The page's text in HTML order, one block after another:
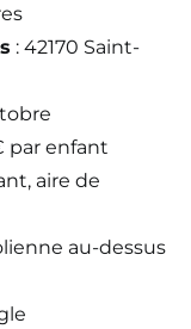
: 42170 Saint-
par enfant
aire de
au-dessus